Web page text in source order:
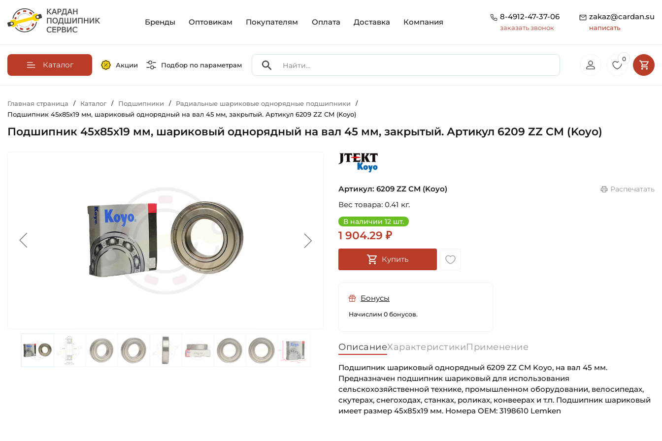
Бренды Оптовикам Покупателям Оплата Доставка Компания
8-4912-47-37-06
заказать звонок
zakaz@cardan.su
написать
Каталог Акции Подбор по параметрам
0
Главная страница / Каталог / Подшипники / Радиальные шариковые однорядные подшипники /
Подшипник 45х85х19 мм, шариковый однорядный на вал 45 мм, закрытый. Артикул 6209 ZZ CM (Koyo)
Подшипник 45х85х19 мм, шариковый однорядный на вал 45 мм, закрытый. Артикул 6209 ZZ CM (Koyo)
Артикул: 6209 ZZ CM (Koyo)
Распечатать
Вес товара: 0.41 кг.
В наличии 12 шт.
1 904.29 ₽
Купить
Бонусы
Начислим 0 бонусов.
ОписаниеХарактеристикиПрименение
Подшипник шариковый однорядный 6209 ZZ CM Koyo, на вал 45 мм.
Предназначен подшипник шариковый для использования
сельскохозяйственной технике, промышленном оборудовании, велосипедах,
скутерах, снегоходах, станках, роликах, конвеерах и т.п. Подшипник шариковый
имеет размер 45х85х19 мм. Номера OEM: 3198610 Lemken